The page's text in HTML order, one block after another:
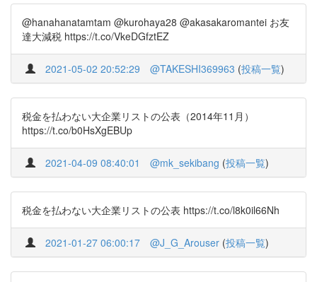
@hanahanatamtam @kurohaya28 @akasakaromantei お友
達大減税 https://t.co/VkeDGfztEZ
2021-05-02 20:52:29 @TAKESHI369963 (投稿一覧)
税金を払わない大企業リストの公表（2014年11月）
https://t.co/b0HsXgEBUp
2021-04-09 08:40:01 @mk_sekibang (投稿一覧)
税金を払わない大企業リストの公表 https://t.co/l8k0il66Nh
2021-01-27 06:00:17 @J_G_Arouser (投稿一覧)